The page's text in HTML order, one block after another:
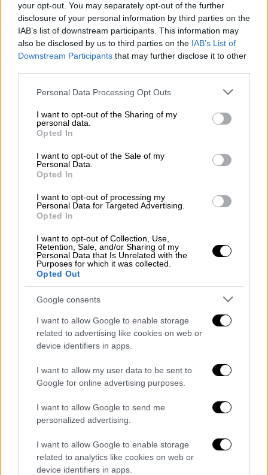
your opt-out. You may separately opt-out of the further
disclosure of your personal information by third parties on the
IAB’s list of downstream participants. This information may
also be disclosed by us to third parties on the IAB’s List of
Downstream Participants that may further disclose it to other
Please note that this website/app uses one or more Google
not limited to your visit or usage behaviour. You may click to
grant or deny consent to Google and its third-party tags to
use your data for below specified purposes in below Google
consent section.
Personal Data Processing Opt Outs
I want to opt-out of the Sharing of my
personal data.
Opted In
I want to opt-out of the Sale of my
Personal Data.
Opted In
I want to opt-out of processing my
Personal Data for Targeted Advertising.
Opted In
I want to opt-out of Collection, Use,
Retention, Sale, and/or Sharing of my
Personal Data that Is Unrelated with the
Purposes for which it was collected.
Opted Out
Google consents
I want to allow Google to enable storage
related to advertising like cookies on web or
device identifiers in apps.
I want to allow my user data to be sent to
Google for online advertising purposes.
I want to allow Google to send me
personalized advertising.
I want to allow Google to enable storage
related to analytics like cookies on web or
device identifiers in apps.
Ελλάδα|07.02.2026 20:16
κατηγορείται για παιδική πορνογραφία -
Είχε φωτογραφίες της κόρης της στο
κινητό
Οι φωτογραφίες απεικόνιζαν τη γυμνή
ανήλικη κόρη της, γεννημένη το 2019